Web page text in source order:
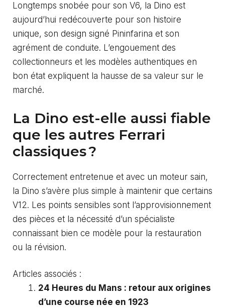
Longtemps snobée pour son V6, la Dino est
aujourd’hui redécouverte pour son histoire
unique, son design signé Pininfarina et son
agrément de conduite. L’engouement des
collectionneurs et les modèles authentiques en
bon état expliquent la hausse de sa valeur sur le
marché.
La Dino est-elle aussi fiable
que les autres Ferrari
classiques ?
Correctement entretenue et avec un moteur sain,
la Dino s’avère plus simple à maintenir que certains
V12. Les points sensibles sont l’approvisionnement
des pièces et la nécessité d’un spécialiste
connaissant bien ce modèle pour la restauration
ou la révision.
Articles associés :
24 Heures du Mans : retour aux origines
d’une course née en 1923